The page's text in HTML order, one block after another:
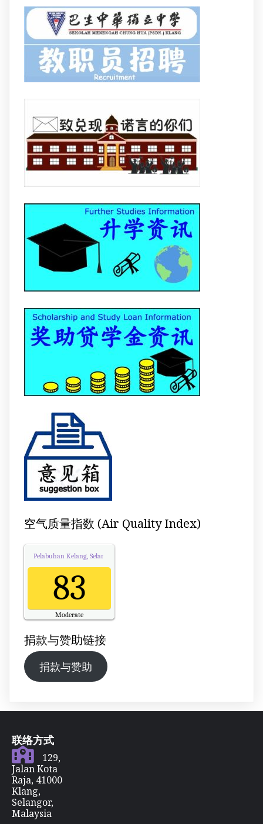
空气质量指数 (Air Quality Index)
Pelabuhan Kelang, Selangor
83
Moderate
Updated on Sunday 18:00
捐款与赞助链接
捐款与赞助
联络方式
129,
Jalan Kota
Raja, 41000
Klang,
Selangor,
Malaysia